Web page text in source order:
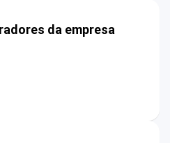
da empresa